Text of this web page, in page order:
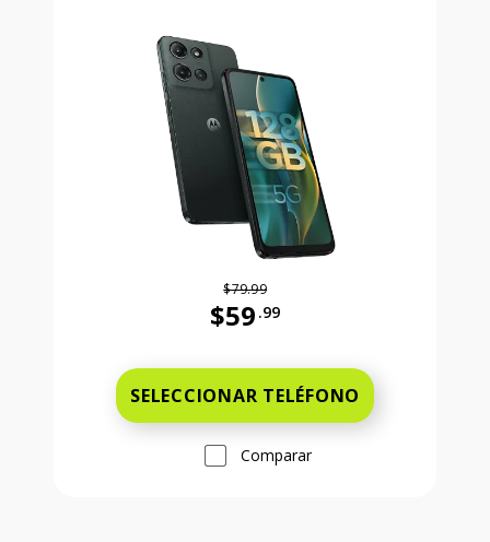
$79.99
$59 .99
SELECCIONAR TELÉFONO
Comparar